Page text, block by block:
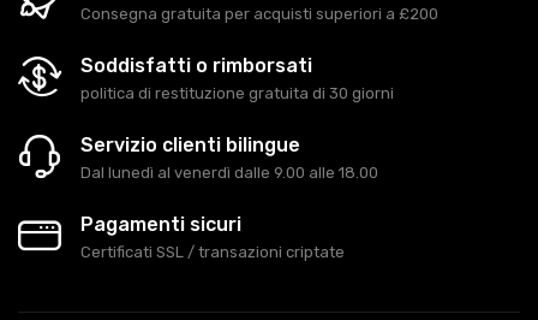
Consegna gratuita per acquisti superiori a £200
Soddisfatti o rimborsati
politica di restituzione gratuita di 30 giorni
Servizio clienti bilingue
Dal lunedì al venerdì dalle 9.00 alle 18.00
Pagamenti sicuri
Certificati SSL / transazioni criptate